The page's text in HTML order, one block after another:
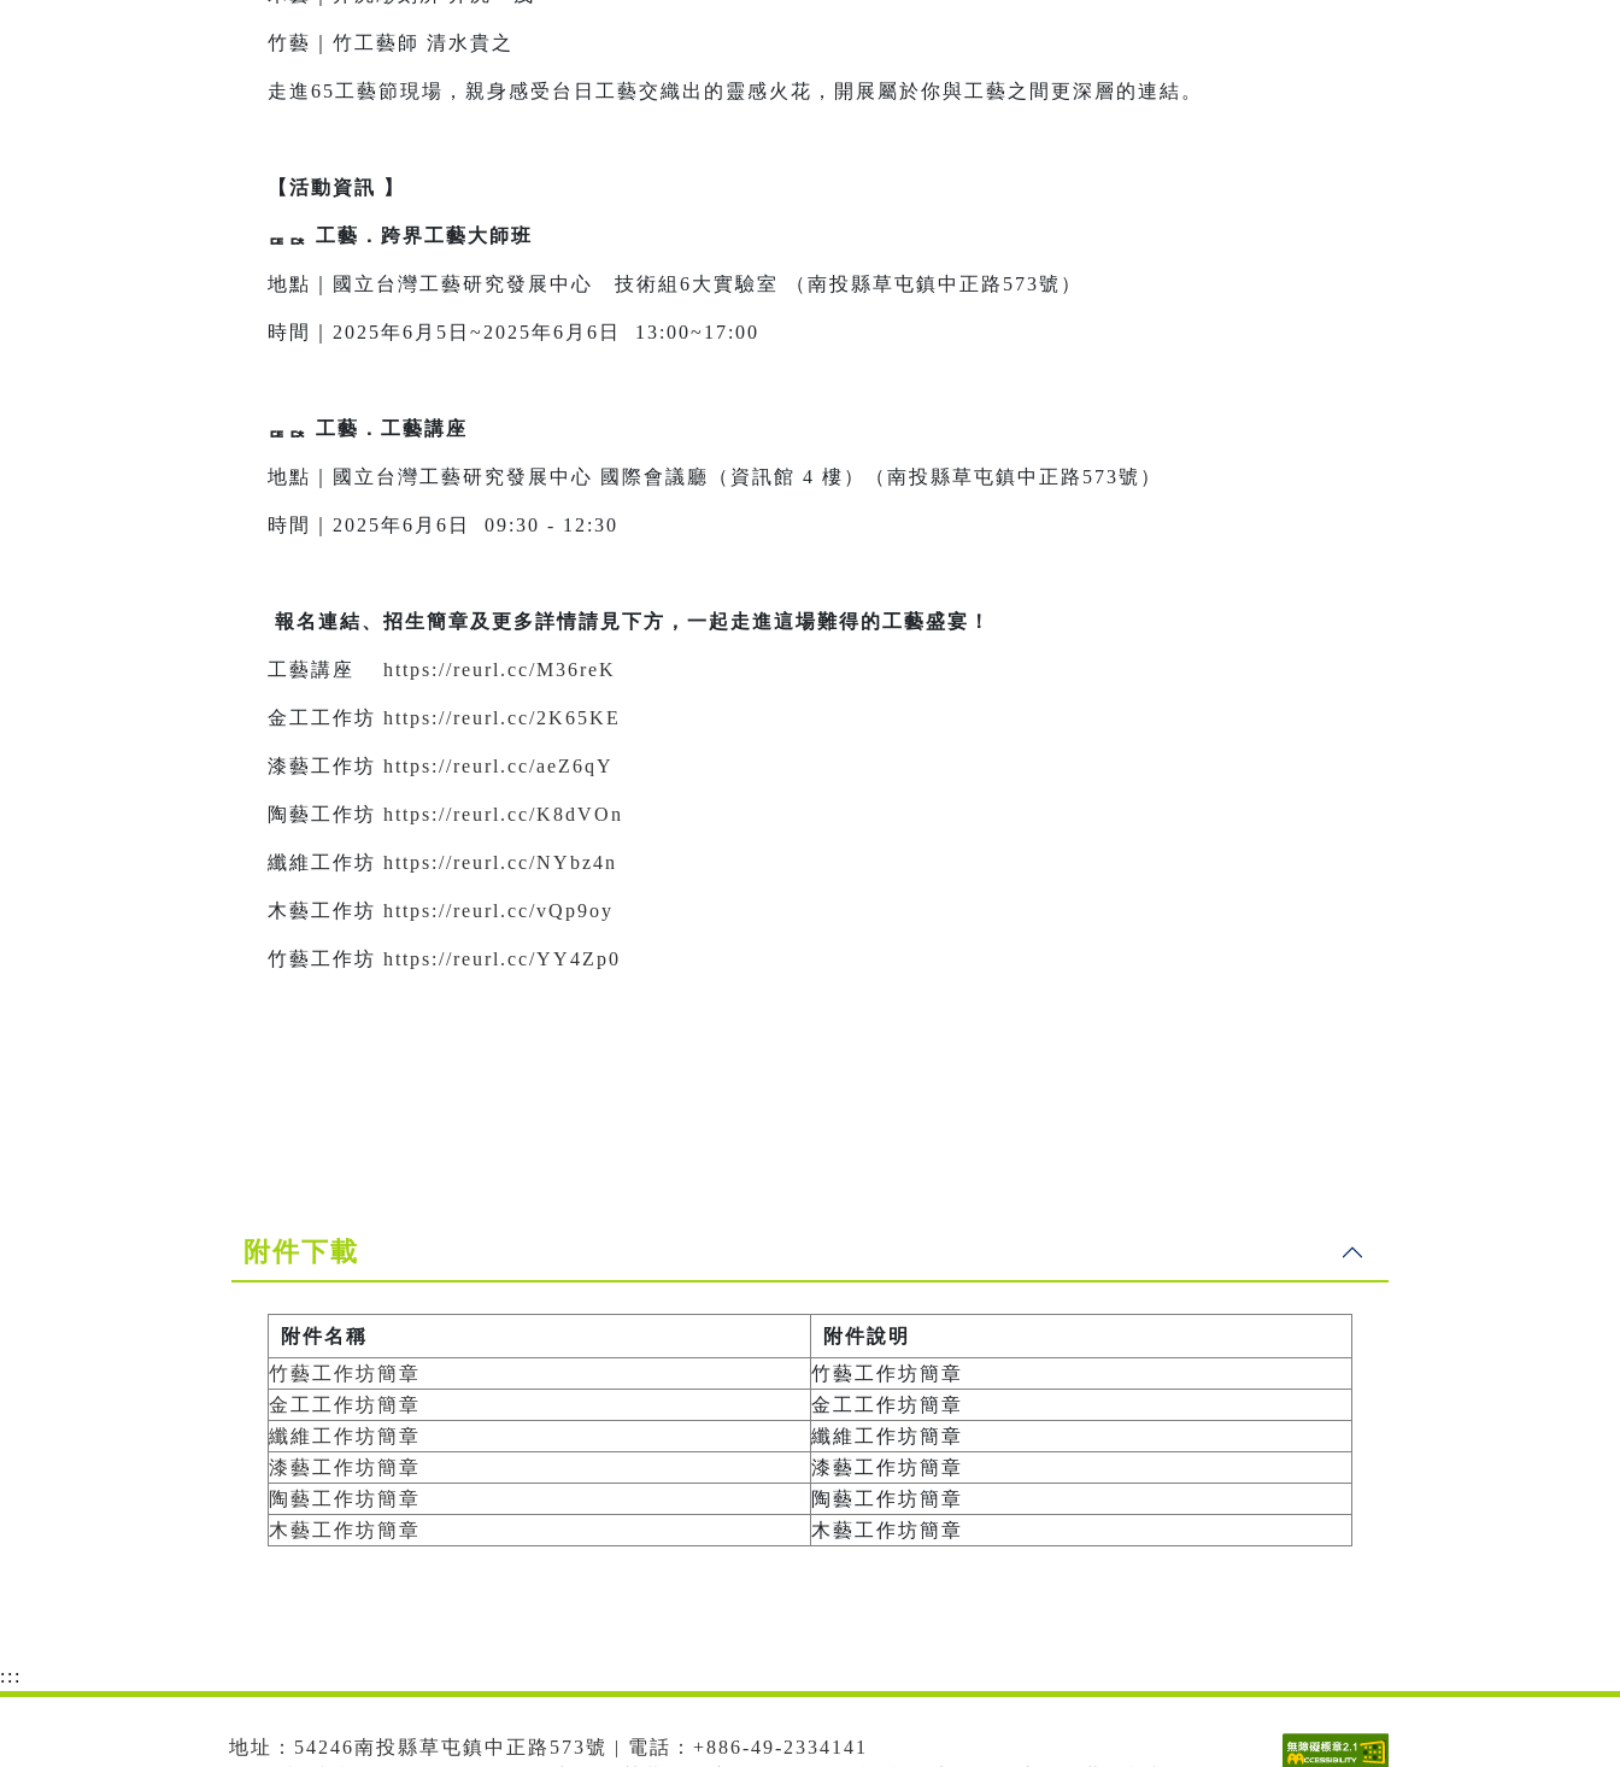
竹藝｜竹工藝師 清水貴之
走進65工藝節現場，親身感受台日工藝交織出的靈感火花，開展屬於你與工藝之間更深層的連結。
【活動資訊 】
ퟔퟓ 工藝．跨界工藝大師班
地點｜國立台灣工藝研究發展中心 技術組6大實驗室 （南投縣草屯鎮中正路573號）
時間｜2025年6月5日~2025年6月6日 13:00~17:00
ퟔퟓ 工藝．工藝講座
地點｜國立台灣工藝研究發展中心 國際會議廳（資訊館 4 樓）（南投縣草屯鎮中正路573號）
時間｜2025年6月6日 09:30 - 12:30
報名連結、招生簡章及更多詳情請見下方，一起走進這場難得的工藝盛宴！
工藝講座 https://reurl.cc/M36reK
金工工作坊 https://reurl.cc/2K65KE
漆藝工作坊 https://reurl.cc/aeZ6qY
陶藝工作坊 https://reurl.cc/K8dVOn
纖維工作坊 https://reurl.cc/NYbz4n
木藝工作坊 https://reurl.cc/vQp9oy
竹藝工作坊 https://reurl.cc/YY4Zp0
附件下載
附件名稱
附件說明
竹藝工作坊簡章
竹藝工作坊簡章
金工工作坊簡章
金工工作坊簡章
纖維工作坊簡章
纖維工作坊簡章
漆藝工作坊簡章
漆藝工作坊簡章
陶藝工作坊簡章
陶藝工作坊簡章
木藝工作坊簡章
木藝工作坊簡章
:::
地址：54246南投縣草屯鎮中正路573號 | 電話：+886-49-2334141